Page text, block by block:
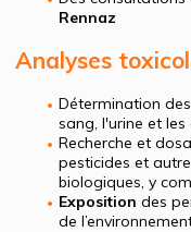
Rennaz
Analyses
Détermination des
sang, l'urine et les
Recherche et
pesticides et
biologiques, y
Exposition des
de